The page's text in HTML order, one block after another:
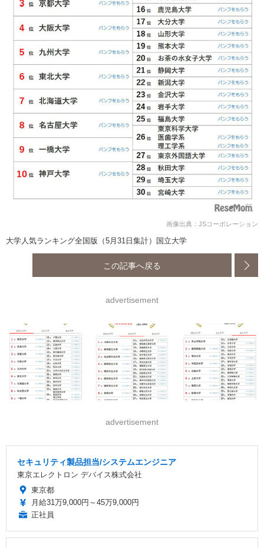
画像出典：JSコーポレーション
大学人気ランキング全国版（5月31日集計）国立大学
この記事へ戻る
advertisement
advertisement
セキュリティ製品担当/システムエンジニア
東京エレクトロン デバイス株式会社
東京都
月給31万9,000円～45万9,000円
正社員